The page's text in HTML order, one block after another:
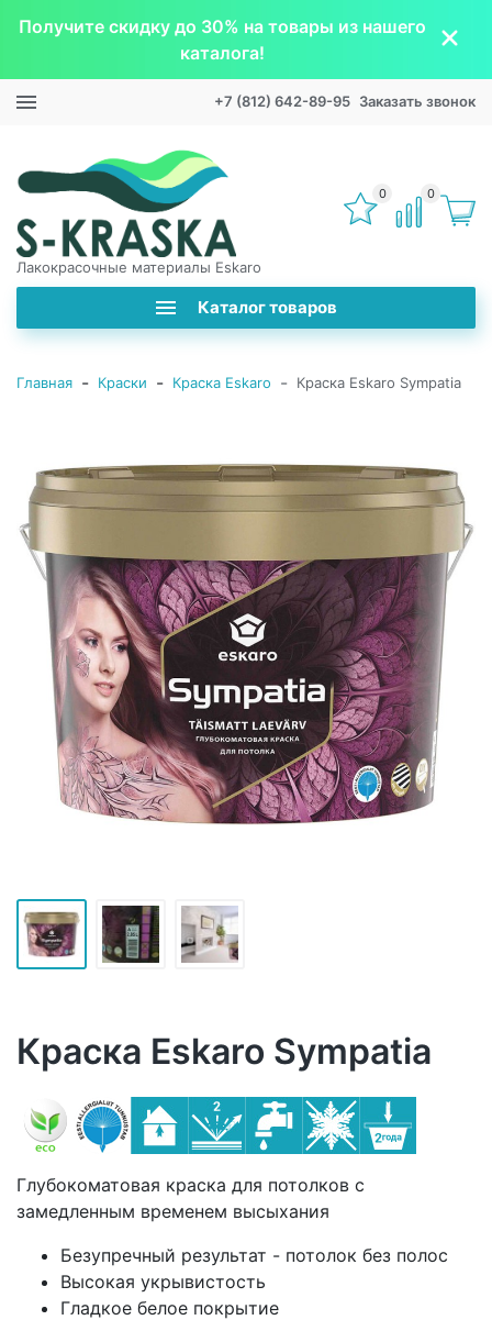
Получите скидку до 30% на товары из нашего
каталога!
+7 (812) 642-89-95 Заказать звонок
Лакокрасочные материалы Eskaro
Каталог товаров
0 0
Главная - Краски - Краска Eskaro - Краска Eskaro Sympatia
Краска Eskaro Sympatia
Глубокоматовая краска для потолков с
замедленным временем высыхания
Безупречный результат - потолок без полос
Высокая укрывистость
Гладкое белое покрытие